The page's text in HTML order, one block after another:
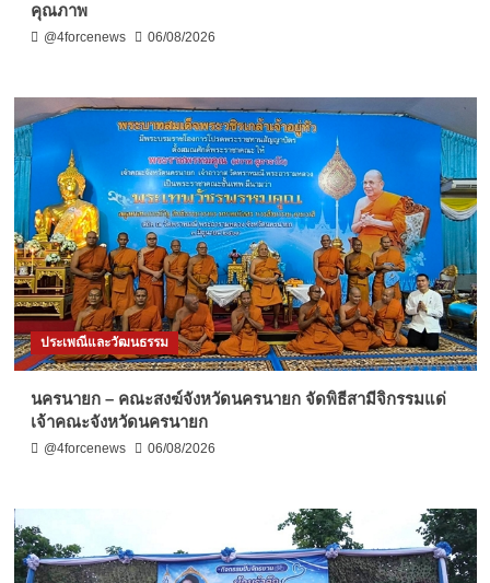
คุณภาพ
@4forcenews 06/08/2026
ประเพณีและวัฒนธรรม
นครนายก – คณะสงฆ์จังหวัดนครนายก จัดพิธีสามีจิกรรมแด่
เจ้าคณะจังหวัดนครนายก
@4forcenews 06/08/2026